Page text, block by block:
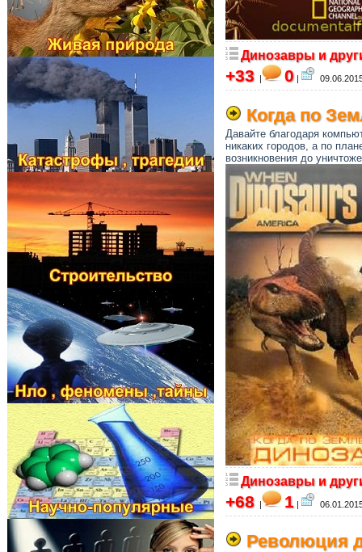
Динозавры и
+33 | 0 |
Когда по
Давайте благодаря
никаких городов, а по
возникновения до
Динозавры и
+68 | 1 |
Революция